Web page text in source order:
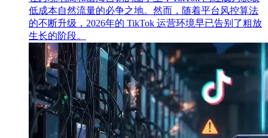
低成本自然流量的必争之地。然而，随着平台风控算法
的不断升级，2026年的 TikTok 运营环境早已告别了粗放
生长的阶段。